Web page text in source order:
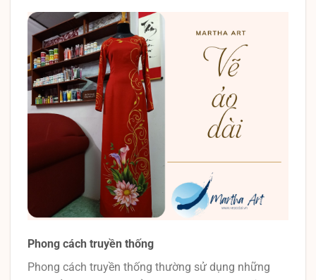
Phong cách truyền thống
Phong cách truyền thống thường sử dụng những